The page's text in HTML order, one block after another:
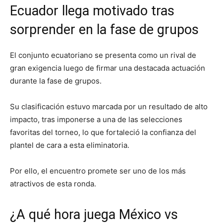
Ecuador llega motivado tras
sorprender en la fase de grupos
El conjunto ecuatoriano se presenta como un rival de
gran exigencia luego de firmar una destacada actuación
durante la fase de grupos.
Su clasificación estuvo marcada por un resultado de alto
impacto, tras imponerse a una de las selecciones
favoritas del torneo, lo que fortaleció la confianza del
plantel de cara a esta eliminatoria.
Por ello, el encuentro promete ser uno de los más
atractivos de esta ronda.
¿A qué hora juega México vs